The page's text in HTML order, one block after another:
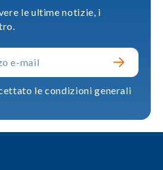
le ultime notizie, i
le condizioni generali